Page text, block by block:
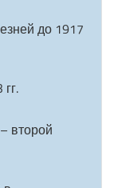
до 1917
второй